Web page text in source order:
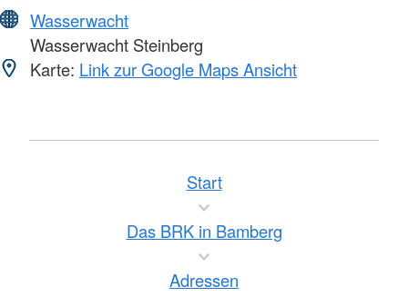
Wasserwacht
Wasserwacht Steinberg
Karte: Link zur Google Maps Ansicht
Start
Das BRK in Bamberg
Adressen